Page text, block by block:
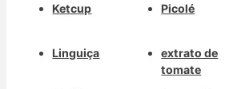
Ketcup
Linguiça
Picolé
extrato de
tomate